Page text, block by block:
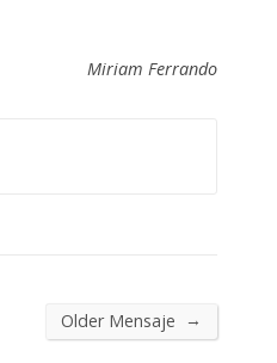
Miriam Ferrando
Older Mensaje →